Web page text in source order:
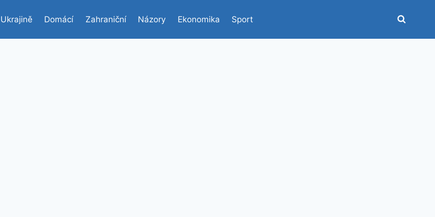
Domácí Zahraniční Názory Ekonomika Sport